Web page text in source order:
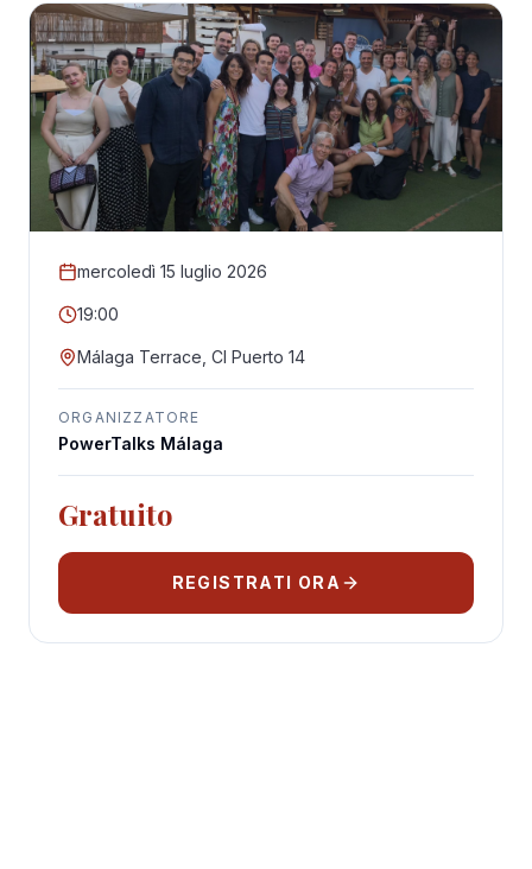
mercoledì 15 luglio 2026
19:00
Málaga Terrace, Cl Puerto 14
ORGANIZZATORE
PowerTalks Málaga
Gratuito
REGISTRATI ORA